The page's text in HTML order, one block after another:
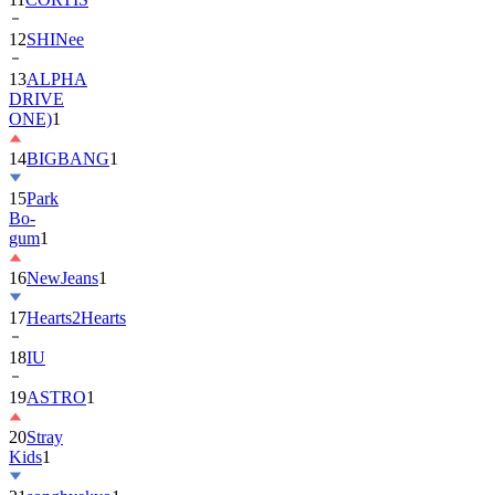
13ALPHA
DRIVE
ONE)1
14BIGBANG
15Park
Bo-
gum1
16NewJeans
17Hearts2Hearts
18IU
19ASTRO
20Stray
Kids
21songhyekyo